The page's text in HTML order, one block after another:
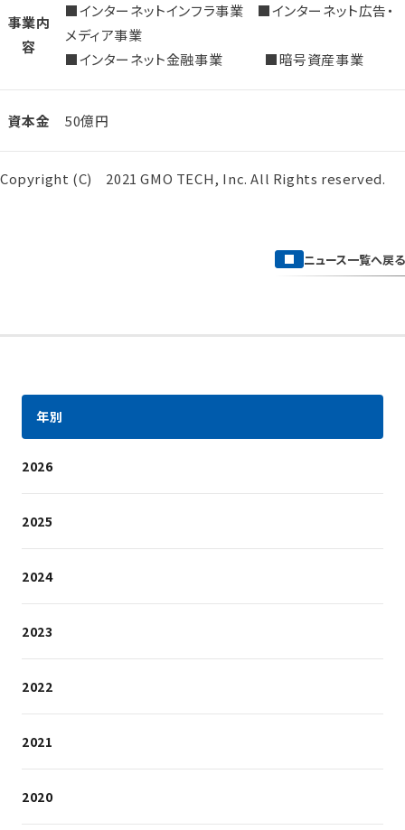
事業内
容
■インターネットインフラ事業 ■インターネット広告・
メディア事業
■インターネット金融事業 ■暗号資産事業
資本金 50億円
Copyright (C) 2021 GMO TECH, Inc. All Rights reserved.
ニュース一覧へ戻る
年別
2026
2025
2024
2023
2022
2021
2020